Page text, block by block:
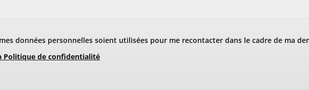
données personnelles soient utilisées pour me recontacter dans le cadre de ma
Politique de confidentialité